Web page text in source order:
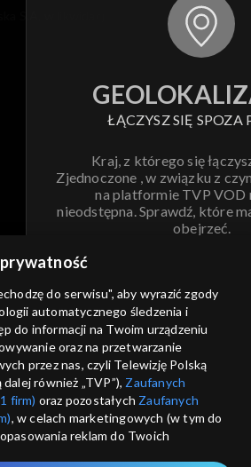
ŁĄCZYSZ SIĘ SPOZA
Kraj, z którego się
Zjednoczone , w związku z
na platformie TVP VOD
nieodstępna. Sprawdź, które
obejrzeć.
ANULUJ
usług
do serwisu", aby wyrazić zgody
automatycznego śledzenia i
do informacji na Twoim urządzeniu
oraz na przetwarzanie
przez nas, czyli Telewizję Polską
również „TVP”), Zaufanych
firm) oraz pozostałych Zaufanych
, w celach marketingowych (w tym do
reklam do Twoich